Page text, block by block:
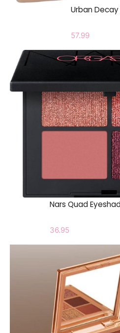
Urban Decay
57.99
Nars Quad
36.95